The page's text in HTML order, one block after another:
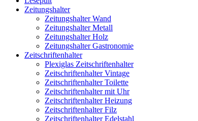
Zeitungshalter
Zeitungshalter Wand
Zeitungshalter Metall
Zeitungshalter Holz
Zeitungshalter Gastronomie
Zeitschriftenhalter
Plexiglas Zeitschriftenhalter
Zeitschriftenhalter Vintage
Zeitschriftenhalter Toilette
Zeitschriftenhalter mit Uhr
Zeitschriftenhalter Heizung
Zeitschriftenhalter Filz
Zeitschriftenhalter Edelstahl